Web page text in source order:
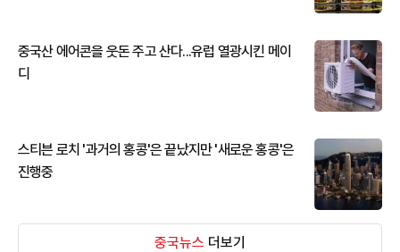
중국산 에어콘을 웃돈 주고 산다...유럽 열광시킨 메이
디
스티븐 로치 '과거의 홍콩'은 끝났지만 '새로운 홍콩'은
진행중
중국뉴스 더보기